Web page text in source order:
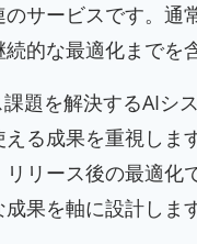
サービスです。
的な最適化までを
題を解決するAI
る成果を重視しま
リース後の最適
果を軸に設計します